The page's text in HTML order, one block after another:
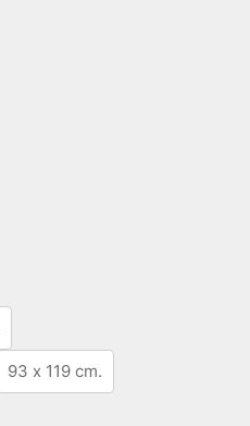
93 x 119 cm.